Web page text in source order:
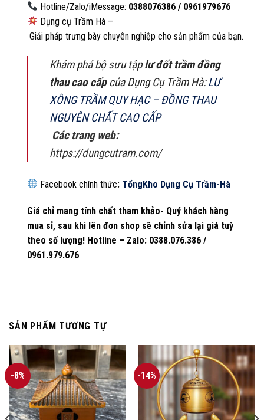
Hotline/Zalo/iMessage: 0388076386 / 0961979676
Dụng cụ Trầm Hà –
Giải pháp trưng bày chuyên nghiệp cho sản phẩm của bạn.
Khám phá bộ sưu tậplư đốt trầm đồng
thau cao cấpcủa Dụng Cụ Trầm Hà:LƯ
XÔNG TRẦM QUY HẠC – ĐỒNG THAU
NGUYÊN CHẤT CAO CẤP
Các trang web:
https://dungcutram.com/
Facebook chính thức: TổngKho Dụng Cụ Trầm-Hà
Giá chỉ mang tính chất tham khảo- Quý khách hàng
mua sỉ, sau khi lên đơn shop sẽ chỉnh sửa lại giá tuỳ
theo số lượng! Hotline – Zalo: 0388.076.386 /
0961.979.676
SẢN PHẨM TƯƠNG TỰ
-8% -14%